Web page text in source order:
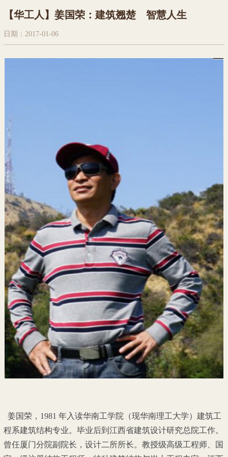
【华工人】姜国荣：建筑翘楚 智慧人生
日期：2017-01-06
姜国荣，1981 年入读华南工学院（现华南理工大学）建筑工
程系建筑结构专业。毕业后到江西省建筑设计研究总院工作。
曾任厦门分院副院长，设计二所所长。教授级高级工程师、国